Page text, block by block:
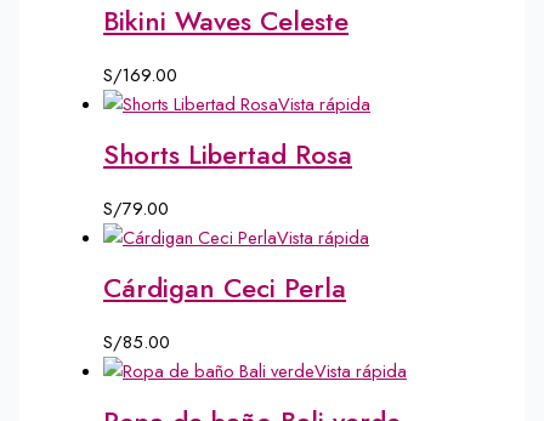
Bikini Waves Celeste
S/169.00
Vista rápida
Shorts Libertad Rosa
S/79.00
Vista rápida
Cárdigan Ceci Perla
S/85.00
Vista rápida